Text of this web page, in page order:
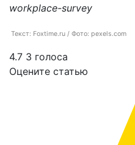
workplace-survey
Текст: Foxtime.ru / Фото: pexels.com
4.7 3 голоса
Оцените статью